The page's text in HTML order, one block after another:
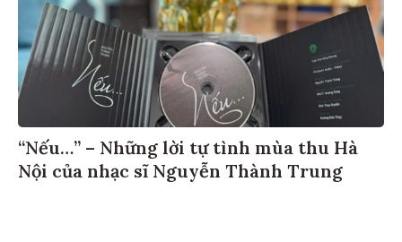
“Nếu…” – Những lời tự tình mùa thu Hà
Nội của nhạc sĩ Nguyễn Thành Trung